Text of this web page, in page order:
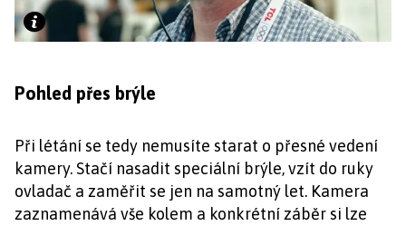
Pohled přes brýle
Při létání se tedy nemusíte starat o přesné vedení
kamery. Stačí nasadit speciální brýle, vzít do ruky
ovladač a zaměřit se jen na samotný let. Kamera
zaznamenává vše kolem a konkrétní záběr si lze